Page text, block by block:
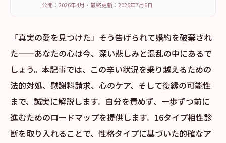
公開：2026年4月 ・ 最終更新： 2026年7月6日
「真実の愛を見つけた」そう告げられて婚約を破棄され
た——あなたの心は今、深い悲しみと混乱の中にあるで
しょう。本記事では、この辛い状況を乗り越えるための
法的対処、慰謝料請求、心のケア、そして復縁の可能性
まで、誠実に解説します。自分を責めず、一歩ずつ前に
進むためのロードマップを提供します。16タイプ相性診
断を取り入れることで、性格タイプに基づいた的確なア